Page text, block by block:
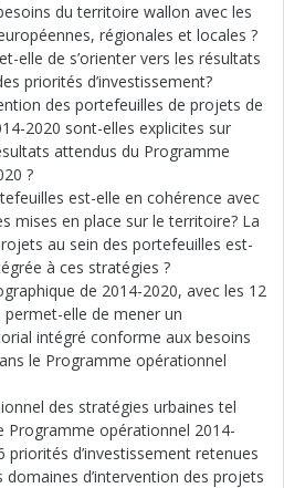
du territoire wallon avec les
régionales et locales ?
elle de s’orienter vers les résultats
priorités d’investissement?
des portefeuilles de projets de
2020 sont-elles explicites sur
attendus du Programme
?
est-elle en cohérence avec
mises en place sur le territoire? La
au sein des portefeuilles est-
à ces stratégies ?
de 2014-2020, avec les 12
elle de mener un
intégré conforme aux besoins
le Programme opérationnel
des stratégies urbaines tel
Programme opérationnel 2014-
priorités d’investissement retenues
domaines d’intervention des projets